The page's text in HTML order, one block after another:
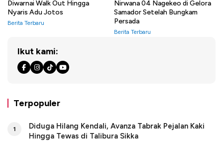
Diwarnai Walk Out Hingga
Nyaris Adu Jotos
Berita Terbaru
Nirwana 04 Nagekeo di Gelora
Samador Setelah Bungkam
Persada
Berita Terbaru
Ikut kami:
Terpopuler
1
Diduga Hilang Kendali, Avanza Tabrak Pejalan Kaki
Hingga Tewas di Talibura Sikka